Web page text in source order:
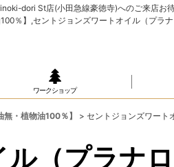
dori St店(小田急線豪徳寺)へのご来店お待
％】,セントジョンズワートオイル（プラ
ワークショップ
・植物油100％】 > セントジョンズワー
ル（プラナ